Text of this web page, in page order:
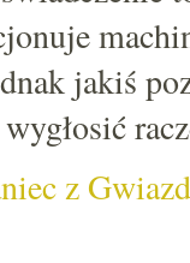
jakiś
z